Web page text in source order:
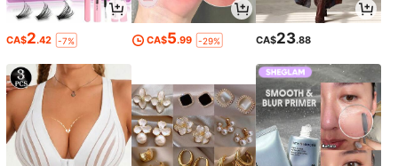
CA$2.42 -7% CA$5.99 -29% CA$23.88